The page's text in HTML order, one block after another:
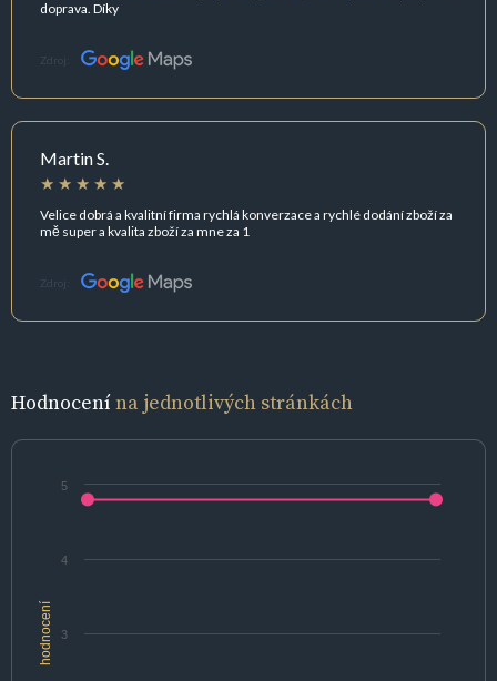
doprava. Díky
Zdroj:
Martin S.
Velice dobrá a kvalitní firma rychlá konverzace a rychlé dodání zboží za
mě super a kvalita zboží za mne za 1
Zdroj:
Hodnocenína jednotlivých stránkách
hodnocení 3
4
5